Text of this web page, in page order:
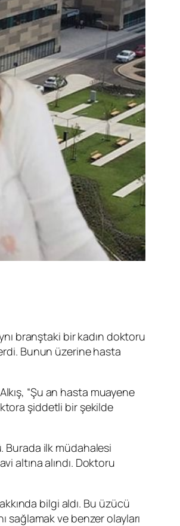
branştaki bir kadın doktoru
Bunun üzerine hasta
“Şu an hasta muayene
şiddetli bir şekilde
Burada ilk müdahalesi
altına alındı. Doktoru
bilgi aldı. Bu üzücü
sağlamak ve benzer olayları